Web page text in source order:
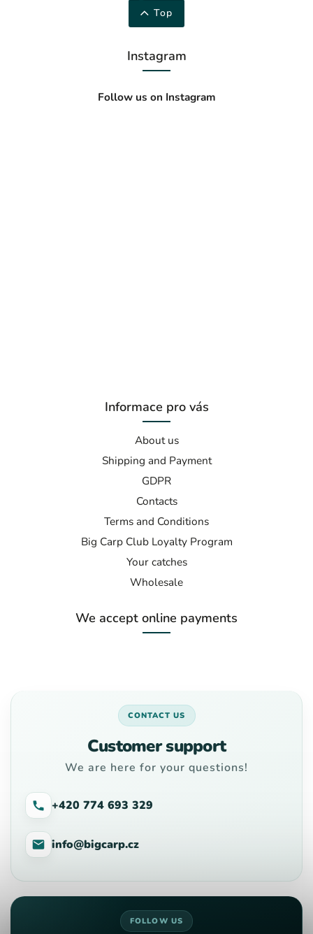
Top
Instagram
Follow us on Instagram
Informace pro vás
About us
Shipping and Payment
GDPR
Contacts
Terms and Conditions
Big Carp Club Loyalty Program
Your catches
Wholesale
We accept online payments
CONTACT US
Customer support
We are here for your questions!
+420 774 693 329
info@bigcarp.cz
FOLLOW US